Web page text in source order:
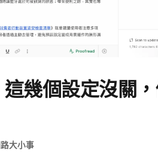
幾個設定沒關
大小事